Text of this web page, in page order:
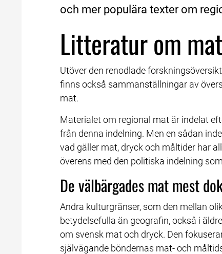
och mer populära texter om
Litteratur om
Utöver den renodlade
finns också sammanställningar av
mat.
Materialet om regional mat är indelat
från denna indelning. Men en sådan
vad gäller mat, dryck och måltider har
överens med den politiska indelning
De välbärgades mat mest
Andra kulturgränser, som den mellan
betydelsefulla än geografin, också i
om svensk mat och dryck. Den
självägande böndernas mat- och